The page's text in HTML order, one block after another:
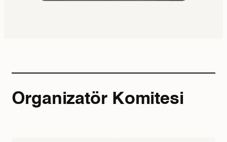
Organizatör Komitesi